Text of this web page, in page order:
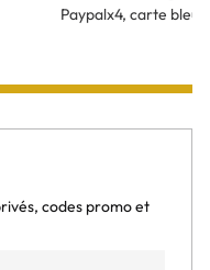
Paypalx4, carte
codes promo et